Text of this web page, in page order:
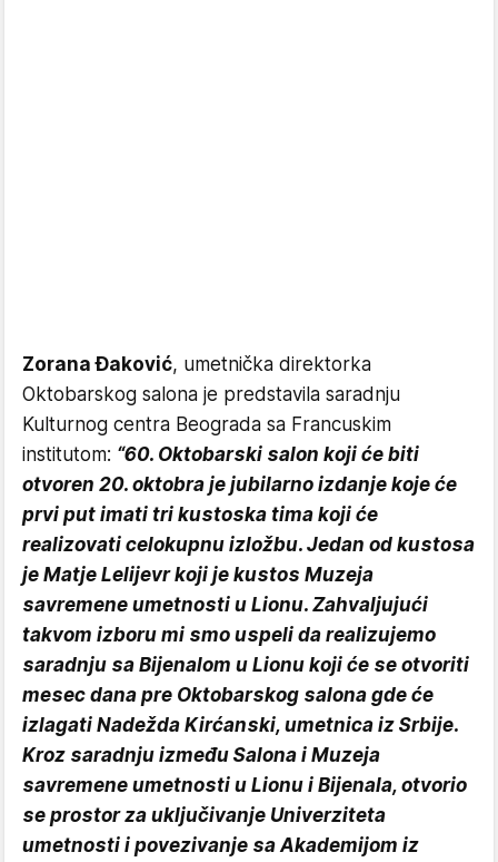
Zorana Đaković, umetnička direktorka
Oktobarskog salona je predstavila saradnju
Kulturnog centra Beograda sa Francuskim
institutom: “60. Oktobarski salon koji će biti
otvoren 20. oktobra je jubilarno izdanje koje će
prvi put imati tri kustoska tima koji će
realizovati celokupnu izložbu. Jedan od kustosa
je Matje Lelijevr koji je kustos Muzeja
savremene umetnosti u Lionu. Zahvaljujući
takvom izboru mi smo uspeli da realizujemo
saradnju sa Bijenalom u Lionu koji će se otvoriti
mesec dana pre Oktobarskog salona gde će
izlagati Nadežda Kirćanski, umetnica iz Srbije.
Kroz saradnju između Salona i Muzeja
savremene umetnosti u Lionu i Bijenala, otvorio
se prostor za uključivanje Univerziteta
umetnosti i povezivanje sa Akademijom iz